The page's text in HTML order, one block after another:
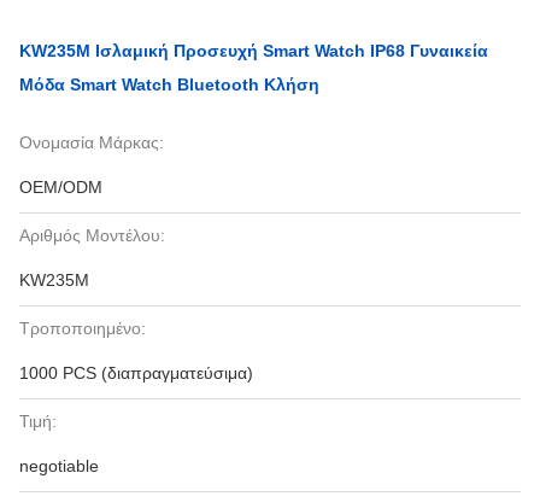
KW235M Ισλαμική Προσευχή Smart Watch IP68 Γυναικεία
Μόδα Smart Watch Bluetooth Κλήση
Ονομασία Μάρκας:
OEM/ODM
Αριθμός Μοντέλου:
KW235M
Τροποποιημένο:
1000 PCS (διαπραγματεύσιμα)
Τιμή:
negotiable